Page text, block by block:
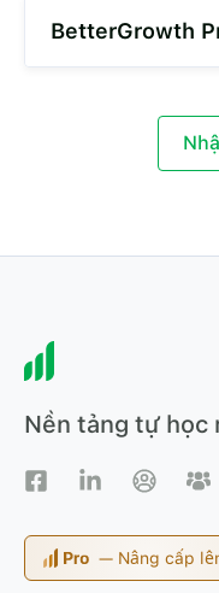
BetterGrowth
Nền tảng tự học
— Nâng cấp